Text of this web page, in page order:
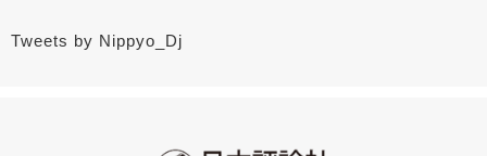
Tweets by Nippyo_Dj